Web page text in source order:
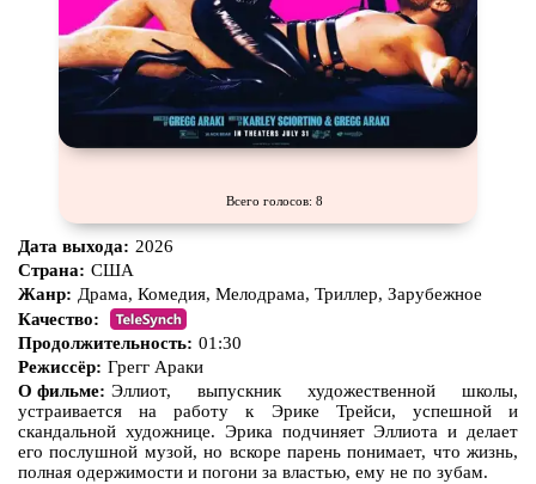
Всего голосов: 8
Дата выхода: 2026
Страна: США
Жанр: Драма, Комедия, Мелодрама, Триллер, Зарубежное
Качество:
Продолжительность: 01:30
Режиссёр: Грегг Араки
О фильме: Эллиот, выпускник художественной школы,
устраивается на работу к Эрике Трейси, успешной и
скандальной художнице. Эрика подчиняет Эллиота и делает
его послушной музой, но вскоре парень понимает, что жизнь,
полная одержимости и погони за властью, ему не по зубам.